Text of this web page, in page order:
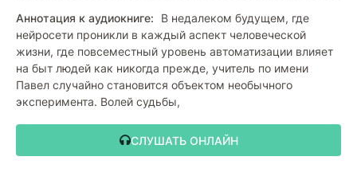
Аннотация к аудиокниге:
В недалеком будущем, где
нейросети проникли в каждый аспект человеческой
жизни, где повсеместный уровень автоматизации влияет
на быт людей как никогда прежде, учитель по имени
Павел случайно становится объектом необычного
эксперимента. Волей судьбы,
СЛУШАТЬ ОНЛАЙН